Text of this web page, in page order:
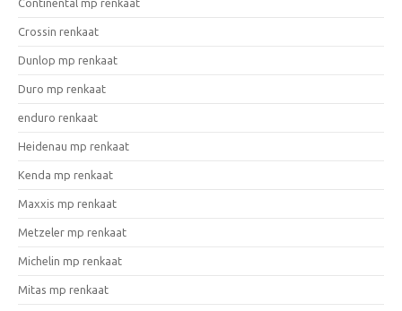
Continental mp renkaat
Crossin renkaat
Dunlop mp renkaat
Duro mp renkaat
enduro renkaat
Heidenau mp renkaat
Kenda mp renkaat
Maxxis mp renkaat
Metzeler mp renkaat
Michelin mp renkaat
Mitas mp renkaat